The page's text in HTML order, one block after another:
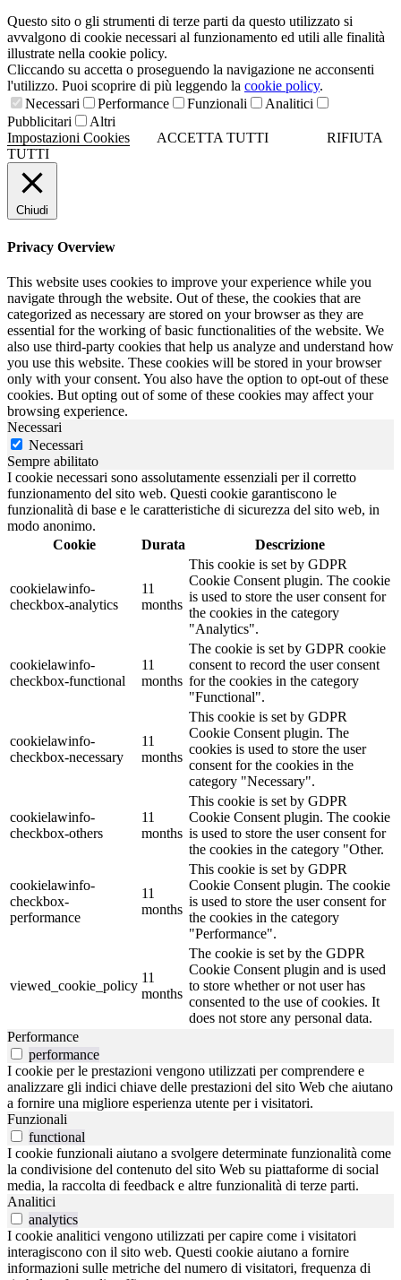
Questo sito o gli strumenti di terze parti da questo utilizzato si
avvalgono di cookie necessari al funzionamento ed utili alle finalità
illustrate nella cookie policy.
Cliccando su accetta o proseguendo la navigazione ne acconsenti
l'utilizzo. Puoi scoprire di più leggendo la cookie policy.
Necessari
Performance Funzionali
Analitici
Pubblicitari
Altri
Impostazioni Cookies
ACCETTA TUTTI
RIFIUTA
TUTTI
Chiudi
Privacy Overview
This website uses cookies to improve your experience while you
navigate through the website. Out of these, the cookies that are
categorized as necessary are stored on your browser as they are
essential for the working of basic functionalities of the website. We
also use third-party cookies that help us analyze and understand how
you use this website. These cookies will be stored in your browser
only with your consent. You also have the option to opt-out of these
cookies. But opting out of some of these cookies may affect your
browsing experience.
Necessari
Necessari
Sempre abilitato
I cookie necessari sono assolutamente essenziali per il corretto
funzionamento del sito web. Questi cookie garantiscono le
funzionalità di base e le caratteristiche di sicurezza del sito web, in
modo anonimo.
Cookie
Durata Descrizione
cookielawinfo-
checkbox-analytics
11
months
This cookie is set by GDPR
Cookie Consent plugin. The cookie
is used to store the user consent for
the cookies in the category
"Analytics".
cookielawinfo-
checkbox-functional
11
months
The cookie is set by GDPR cookie
consent to record the user consent
for the cookies in the category
"Functional".
cookielawinfo-
checkbox-necessary
11
months
This cookie is set by GDPR
Cookie Consent plugin. The
cookies is used to store the user
consent for the cookies in the
category "Necessary".
cookielawinfo-
checkbox-others
11
months
This cookie is set by GDPR
Cookie Consent plugin. The cookie
is used to store the user consent for
the cookies in the category "Other.
cookielawinfo-
checkbox-
performance
11
months
This cookie is set by GDPR
Cookie Consent plugin. The cookie
is used to store the user consent for
the cookies in the category
"Performance".
viewed_cookie_policy
11
months
The cookie is set by the GDPR
Cookie Consent plugin and is used
to store whether or not user has
consented to the use of cookies. It
does not store any personal data.
Performance
performance
I cookie per le prestazioni vengono utilizzati per comprendere e
analizzare gli indici chiave delle prestazioni del sito Web che aiutano
a fornire una migliore esperienza utente per i visitatori.
Funzionali
functional
I cookie funzionali aiutano a svolgere determinate funzionalità come
la condivisione del contenuto del sito Web su piattaforme di social
media, la raccolta di feedback e altre funzionalità di terze parti.
Analitici
analytics
I cookie analitici vengono utilizzati per capire come i visitatori
interagiscono con il sito web. Questi cookie aiutano a fornire
informazioni sulle metriche del numero di visitatori, frequenza di